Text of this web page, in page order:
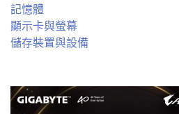
記憶體
顯示卡與螢幕
儲存裝置與設備